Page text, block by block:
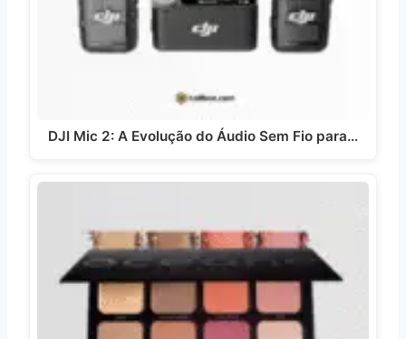
DJI Mic 2: A Evolução do Áudio Sem Fio para…